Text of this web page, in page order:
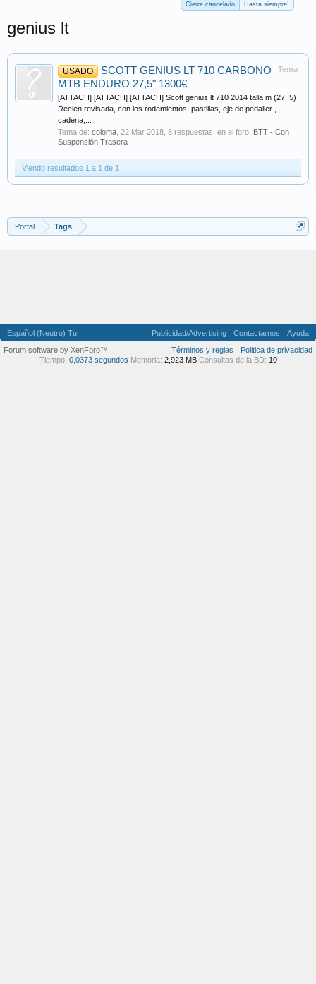
Cierre cancelado Hasta siempre!
genius lt
Tema
USADO
SCOTT GENIUS LT 710 CARBONO
MTB ENDURO 27,5" 1300€
[ATTACH] [ATTACH] [ATTACH] Scott genius lt 710 2014 talla m (27. 5)
Recien revisada, con los rodamientos, pastillas, eje de pedalier ,
cadena,...
Tema de: coloma 22 Mar 2018 , 8 respuestas, en el foro: BTT - Con
Suspensión Trasera
Viendo resultados 1 a 1 de 1
Portal Tags
Español (Neutro) Tu Publicidad/Advertising Contactarnos
Ayuda
Términos y reglas
Politica de privacidad
Forum software by XenForo™
Tiempo: 0,0373 segundos Memoria: 2,923 MB Consultas de la BD: 10